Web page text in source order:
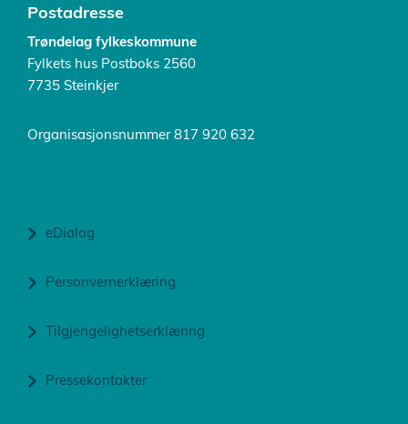
Postadresse
Trøndelag fylkeskommune
Fylkets hus Postboks 2560
7735 Steinkjer
Organisasjonsnummer 817 920 632
eDialog
Personvernerklæring
Tilgjengelighetserklæring
Pressekontakter